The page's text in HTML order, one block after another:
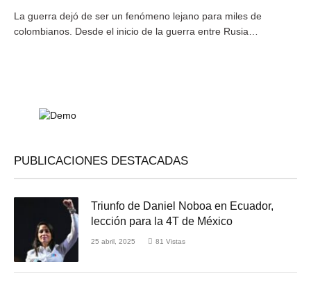
La guerra dejó de ser un fenómeno lejano para miles de
colombianos. Desde el inicio de la guerra entre Rusia…
PUBLICACIONES DESTACADAS
Triunfo de Daniel Noboa en Ecuador,
lección para la 4T de México
25 abril, 2025 81 Vistas